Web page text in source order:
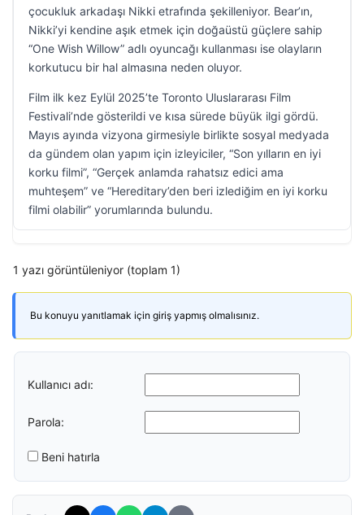
çocukluk arkadaşı Nikki etrafında şekilleniyor. Bear’ın,
Nikki’yi kendine aşık etmek için doğaüstü güçlere sahip
“One Wish Willow” adlı oyuncağı kullanması ise olayların
korkutucu bir hal almasına neden oluyor.
Film ilk kez Eylül 2025’te Toronto Uluslararası Film
Festivali’nde gösterildi ve kısa sürede büyük ilgi gördü.
Mayıs ayında vizyona girmesiyle birlikte sosyal medyada
da gündem olan yapım için izleyiciler, “Son yılların en iyi
korku filmi”, “Gerçek anlamda rahatsız edici ama
muhteşem” ve “Hereditary’den beri izlediğim en iyi korku
filmi olabilir” yorumlarında bulundu.
1 yazı görüntüleniyor (toplam 1)
Bu konuyu yanıtlamak için giriş yapmış olmalısınız.
Kullanıcı adı:
Parola:
Beni hatırla